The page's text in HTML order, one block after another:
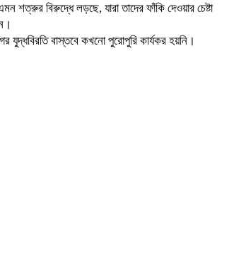
শত্রুর বিরুদ্ধে লড়ছে, যারা তাদের ফাঁকি দেওয়ার চেষ্টা
বাস্তবে কখনো পুরোপুরি কার্যকর হয়নি।